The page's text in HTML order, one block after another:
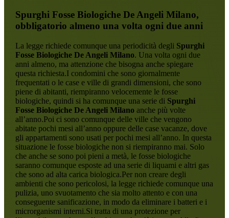
Spurghi Fosse Biologiche De Angeli Milano,
obbligatorio almeno una volta ogni due anni
La legge richiede comunque una periodicità degli Spurghi
Fosse Biologiche De Angeli Milano. Una volta ogni due
anni almeno, ma attenzione che bisogna anche spiegare
questa richiesta.I condomini che sono giornalmente
frequentati o le case e ville di grandi dimensioni, che sono
piene di abitanti, riempiranno velocemente le fosse
biologiche, quindi si ha comunque una serie di Spurghi
Fosse Biologiche De Angeli Milanoanche più volte
all’anno.Poi ci sono comunque delle ville che vengono
abitate pochi mesi all’anno oppure delle case vacanze, dove
gli appartamenti sono usati per pochi mesi all’anno. In questa
situazione le fosse biologiche non si riempiranno mai. Solo
che anche se sono poi pieni a metà, le fosse biologiche
saranno comunque esposte ad una serie di liquami e altri gas
che sono ad alta carica biologica.Per non creare degli
ambienti che sono pericolosi, la legge richiede comunque una
pulizia, uno svuotamento che sia molto attento e con una
conseguente sanificazione, in modo da eliminare i batteri e i
microrganismi interni.Si tratta di una protezione per